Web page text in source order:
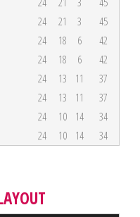
24 21 3
45
24 18 6
42
24 18 6
42
24 13 11
37
24 13 11
37
24 10 14
34
24 10 14 34